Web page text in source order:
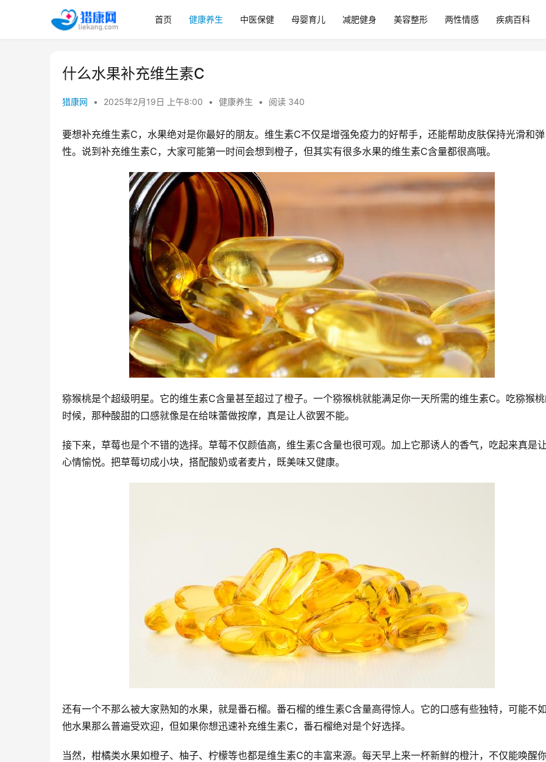
首页 健康养生 中医保健 母婴育儿 减肥健身 美容整形 两性情感 疾病百科
什么水果补充维生素C
猎康网 • 2025年2月19日 上午8:00 • 健康养生 • 阅读 340
要想补充维生素C，水果绝对是你最好的朋友。维生素C不仅是增强免疫力的好帮手，还能帮助皮肤保持光滑和弹
性。说到补充维生素C，大家可能第一时间会想到橙子，但其实有很多水果的维生素C含量都很高哦。
猕猴桃是个超级明星。它的维生素C含量甚至超过了橙子。一个猕猴桃就能满足你一天所需的维生素C。吃猕猴
时候，那种酸甜的口感就像是在给味蕾做按摩，真是让人欲罢不能。
接下来，草莓也是个不错的选择。草莓不仅颜值高，维生素C含量也很可观。加上它那诱人的香气，吃起来真是
心情愉悦。把草莓切成小块，搭配酸奶或者麦片，既美味又健康。
还有一个不那么被大家熟知的水果，就是番石榴。番石榴的维生素C含量高得惊人。它的口感有些独特，可能不
他水果那么普遍受欢迎，但如果你想迅速补充维生素C，番石榴绝对是个好选择。
当然，柑橘类水果如橙子、柚子、柠檬等也都是维生素C的丰富来源。每天早上来一杯新鲜的橙汁，不仅能唤醒